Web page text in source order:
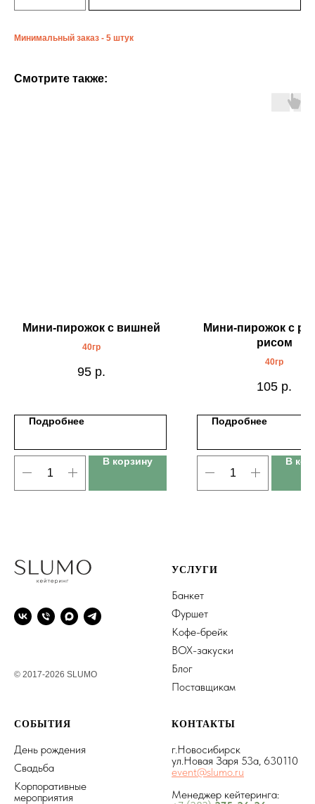
Минимальный заказ - 5 штук
Смотрите также:
Мини-пирожок с вишней
40гр
95 р.
Подробнее
В корзину
Мини-пирожок с
рисом
40гр
105 р.
Подробнее
В
© 2017-2026 SLUMO
УСЛУГИ
Банкет
Фуршет
Кофе-брейк
BOX-закуски
Блог
Поставщикам
СОБЫТИЯ
День рождения
Свадьба
Корпоративные
мероприятия
КОНТАКТЫ
г.Новосибирск
ул.Новая Заря 53а, 630110
event@slumo.ru
Менеджер кейтеринга: